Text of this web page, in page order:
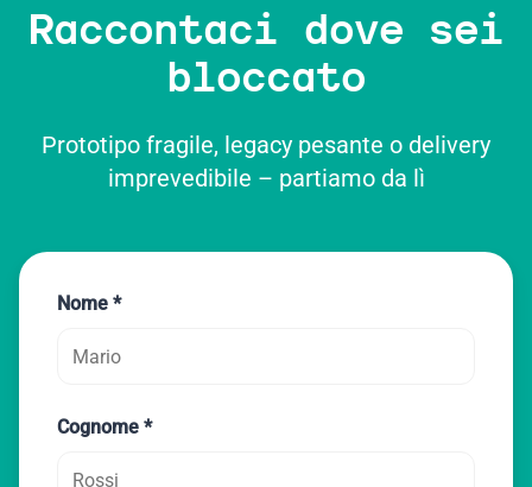
Raccontaci dove sei
bloccato
Prototipo fragile, legacy pesante o delivery
imprevedibile – partiamo da lì
Nome *
Cognome *